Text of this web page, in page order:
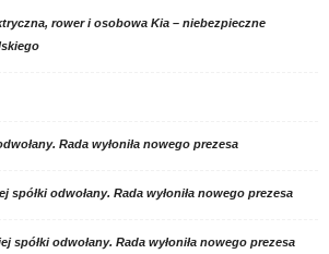
rower i osobowa Kia – niebezpieczne
Rada wyłoniła nowego prezesa
spółki odwołany. Rada wyłoniła nowego prezesa
spółki odwołany. Rada wyłoniła nowego prezesa